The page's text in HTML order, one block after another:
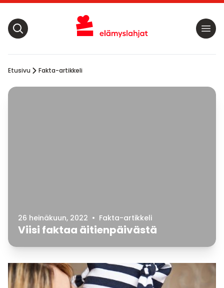
Etusivu Fakta-artikkeli
26 heinäkuun, 2022 • Fakta-artikkeli
Viisi faktaa äitienpäivästä